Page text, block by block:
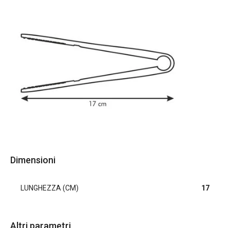
Dimensioni
LUNGHEZZA (CM) 17
Altri parametri